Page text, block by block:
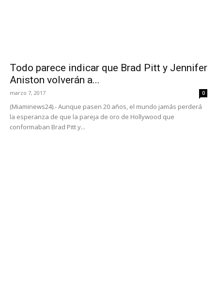
Todo parece indicar que Brad Pitt y Jennifer
Aniston volverán a...
marzo 7, 2017 0
(Miaminews24).- Aunque pasen 20 años, el mundo jamás perderá
la esperanza de que la pareja de oro de Hollywood que
conformaban Brad Pitt y...